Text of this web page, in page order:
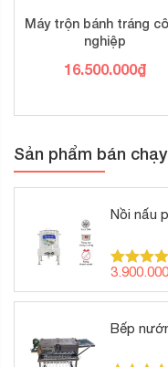
Máy trộn bánh tráng
nghiệp
16.500.000₫
Sản phẩm bán chạy
Nồi nấu
Được
hạng
5 sao
3.900.000
Bếp